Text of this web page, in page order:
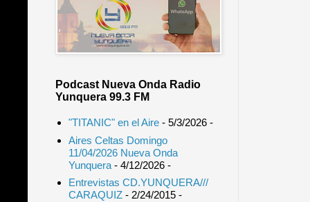
Podcast Nueva Onda Radio
Yunquera 99.3 FM
"TITANIC" en el Aire- 5/3/2026-
Aires Celtas Domingo
11/04/2026 Nueva Onda
Yunquera- 4/12/2026-
Entrevistas CD.YUNQUERA///
CARAQUIZ- 2/24/2015-